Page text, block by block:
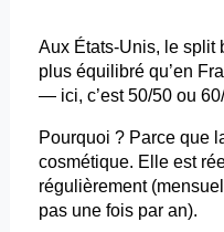
Aux États-Unis, le split
plus équilibré qu’en
— ici, c’est 50/50 ou
Pourquoi ? Parce que
cosmétique. Elle est
régulièrement
pas une fois par an).